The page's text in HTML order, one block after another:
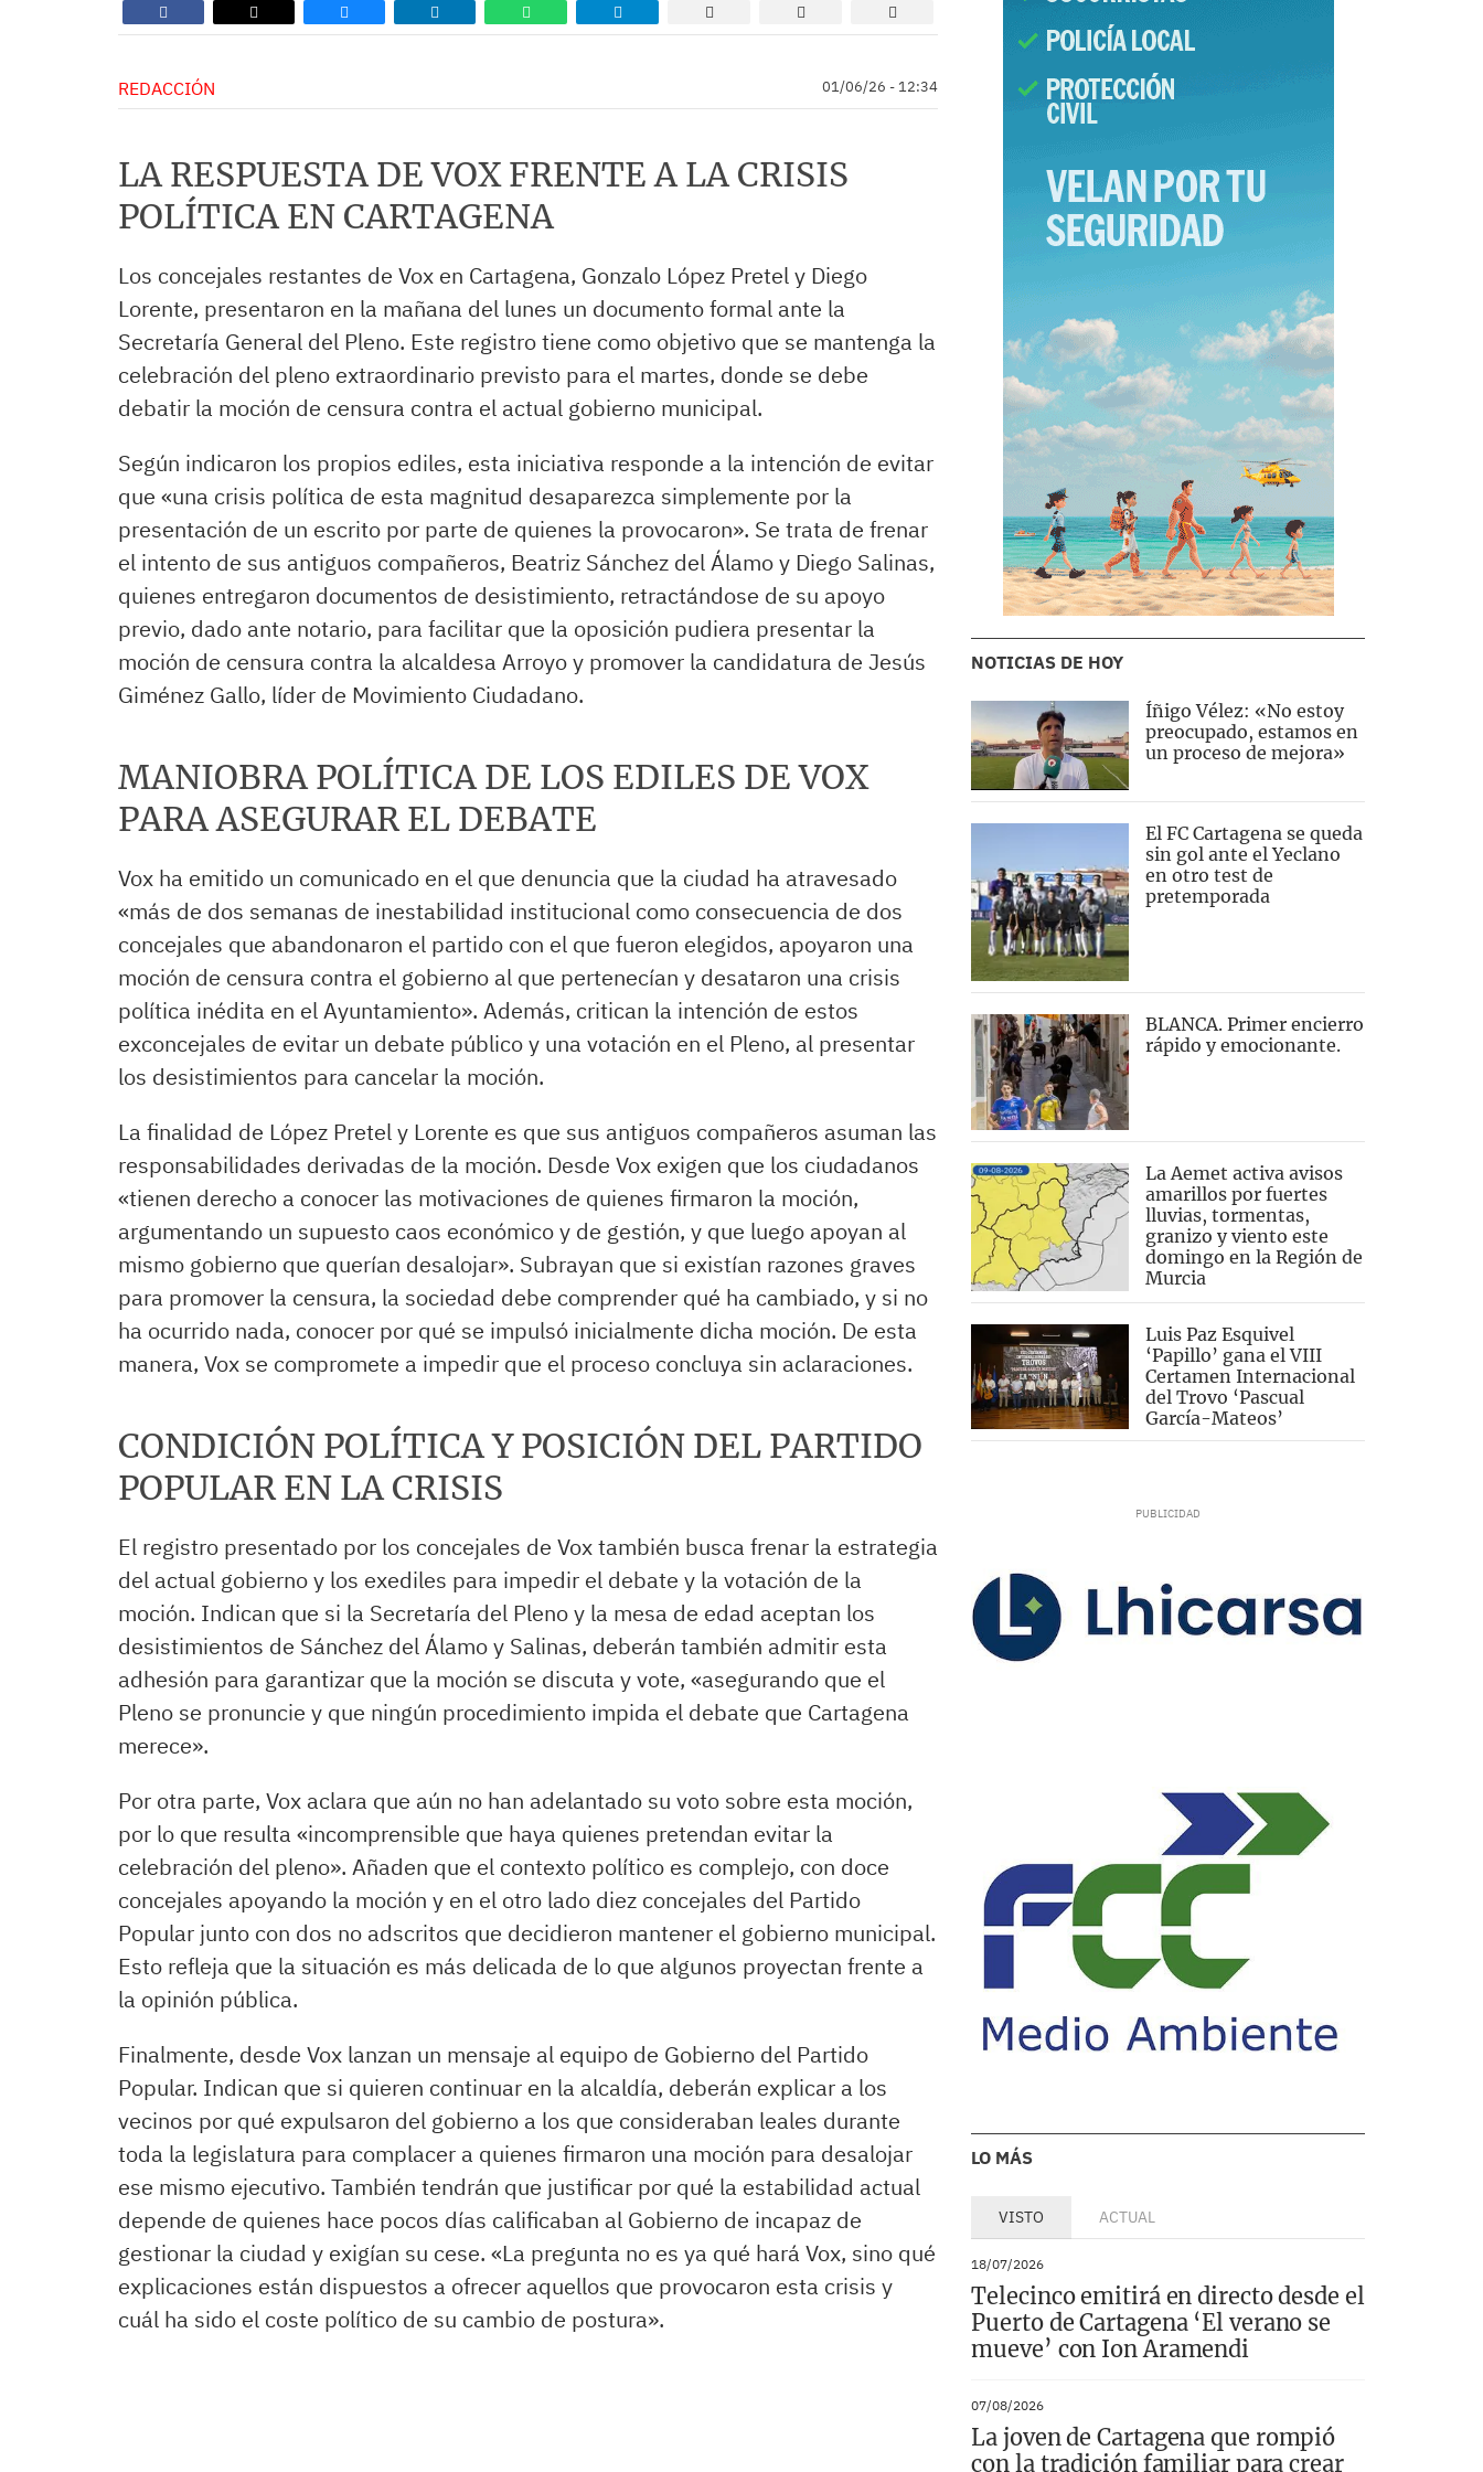
REDACCIÓN 01/06/26 - 12:34
LA RESPUESTA DE VOX FRENTE A LA CRISIS
POLÍTICA EN CARTAGENA
Los concejales restantes de Vox en Cartagena, Gonzalo López Pretel y Diego
Lorente, presentaron en la mañana del lunes un documento formal ante la
Secretaría General del Pleno. Este registro tiene como objetivo que se mantenga la
celebración del pleno extraordinario previsto para el martes, donde se debe
debatir la moción de censura contra el actual gobierno municipal.
Según indicaron los propios ediles, esta iniciativa responde a la intención de evitar
que «una crisis política de esta magnitud desaparezca simplemente por la
presentación de un escrito por parte de quienes la provocaron». Se trata de frenar
el intento de sus antiguos compañeros, Beatriz Sánchez del Álamo y Diego Salinas,
quienes entregaron documentos de desistimiento, retractándose de su apoyo
previo, dado ante notario, para facilitar que la oposición pudiera presentar la
moción de censura contra la alcaldesa Arroyo y promover la candidatura de Jesús
Giménez Gallo, líder de Movimiento Ciudadano.
MANIOBRA POLÍTICA DE LOS EDILES DE VOX
PARA ASEGURAR EL DEBATE
Vox ha emitido un comunicado en el que denuncia que la ciudad ha atravesado
«más de dos semanas de inestabilidad institucional como consecuencia de dos
concejales que abandonaron el partido con el que fueron elegidos, apoyaron una
moción de censura contra el gobierno al que pertenecían y desataron una crisis
política inédita en el Ayuntamiento». Además, critican la intención de estos
exconcejales de evitar un debate público y una votación en el Pleno, al presentar
los desistimientos para cancelar la moción.
La finalidad de López Pretel y Lorente es que sus antiguos compañeros asuman las
responsabilidades derivadas de la moción. Desde Vox exigen que los ciudadanos
«tienen derecho a conocer las motivaciones de quienes firmaron la moción,
argumentando un supuesto caos económico y de gestión, y que luego apoyan al
mismo gobierno que querían desalojar». Subrayan que si existían razones graves
para promover la censura, la sociedad debe comprender qué ha cambiado, y si no
ha ocurrido nada, conocer por qué se impulsó inicialmente dicha moción. De esta
manera, Vox se compromete a impedir que el proceso concluya sin aclaraciones.
CONDICIÓN POLÍTICA Y POSICIÓN DEL PARTIDO
POPULAR EN LA CRISIS
El registro presentado por los concejales de Vox también busca frenar la estrategia
del actual gobierno y los exediles para impedir el debate y la votación de la
moción. Indican que si la Secretaría del Pleno y la mesa de edad aceptan los
desistimientos de Sánchez del Álamo y Salinas, deberán también admitir esta
adhesión para garantizar que la moción se discuta y vote, «asegurando que el
Pleno se pronuncie y que ningún procedimiento impida el debate que Cartagena
merece».
Por otra parte, Vox aclara que aún no han adelantado su voto sobre esta moción,
por lo que resulta «incomprensible que haya quienes pretendan evitar la
celebración del pleno». Añaden que el contexto político es complejo, con doce
concejales apoyando la moción y en el otro lado diez concejales del Partido
Popular junto con dos no adscritos que decidieron mantener el gobierno municipal.
Esto refleja que la situación es más delicada de lo que algunos proyectan frente a
la opinión pública.
Finalmente, desde Vox lanzan un mensaje al equipo de Gobierno del Partido
Popular. Indican que si quieren continuar en la alcaldía, deberán explicar a los
vecinos por qué expulsaron del gobierno a los que consideraban leales durante
toda la legislatura para complacer a quienes firmaron una moción para desalojar
ese mismo ejecutivo. También tendrán que justificar por qué la estabilidad actual
depende de quienes hace pocos días calificaban al Gobierno de incapaz de
gestionar la ciudad y exigían su cese. «La pregunta no es ya qué hará Vox, sino qué
explicaciones están dispuestos a ofrecer aquellos que provocaron esta crisis y
cuál ha sido el coste político de su cambio de postura».
NOTICIAS DE HOY
Íñigo Vélez: «No estoy
preocupado, estamos en
un proceso de mejora»
El FC Cartagena se queda
sin gol ante el Yeclano
en otro test de
pretemporada
BLANCA. Primer encierro
rápido y emocionante.
La Aemet activa avisos
amarillos por fuertes
lluvias, tormentas,
granizo y viento este
domingo en la Región de
Murcia
Luis Paz Esquivel
‘Papillo’ gana el VIII
Certamen Internacional
del Trovo ‘Pascual
García-Mateos’
LO MÁS
VISTO ACTUAL
18/07/2026
Telecinco emitirá en directo desde el
Puerto de Cartagena ‘El verano se
mueve’ con Ion Aramendi
07/08/2026
La joven de Cartagena que rompió
con la tradición familiar para crear